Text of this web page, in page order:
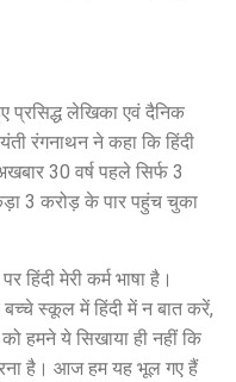
प्रसिद्ध लेखिका एवं दैनिक
रंगनाथन ने कहा कि हिंदी
30 वर्ष पहले सिर्फ 3
3 करोड़ के पार पहुंच चुका
पर हिंदी मेरी कर्म भाषा है।
बच्चे स्कूल में हिंदी में न बात करें,
हमने ये सिखाया ही नहीं कि
है। आज हम यह भूल गए हैं